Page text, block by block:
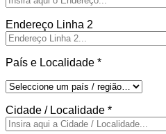
Endereço Linha 2
País e Localidade *
Cidade / Localidade *